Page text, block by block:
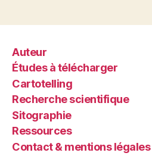
Auteur
Études à télécharger
Cartotelling
Recherche scientifique
Sitographie
Ressources
Contact & mentions légales